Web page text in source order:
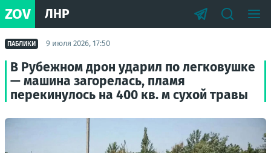
ZOV ЛНР
ПАБЛИКИ 9 июля 2026, 17:50
В Рубежном дрон ударил по легковушке
— машина загорелась, пламя
перекинулось на 400 кв. м сухой травы